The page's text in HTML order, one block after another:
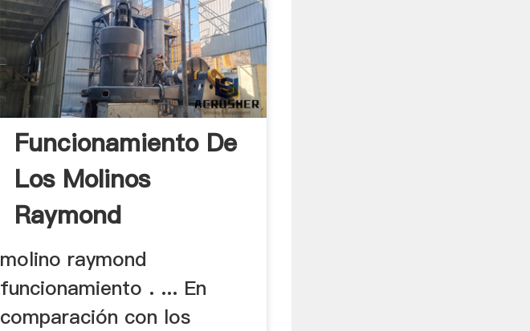
Funcionamiento De
Los Molinos
Raymond
molino raymond
funcionamiento . ... En
comparación con los